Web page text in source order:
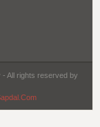
All rights reserved by